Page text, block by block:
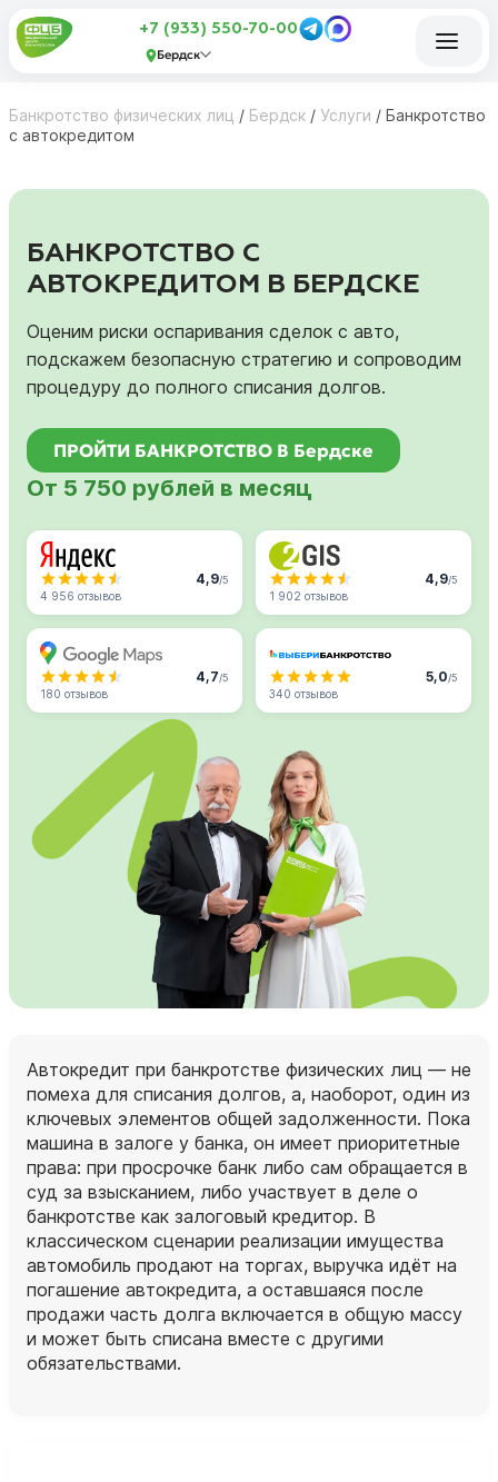
+7 (933) 550-70-00
Бердск
Банкротство физических лиц / Бердск / Услуги / Банкротство
с автокредитом
БАНКРОТСТВО С
АВТОКРЕДИТОМ В БЕРДСКЕ
Оценим риски оспаривания сделок с авто,
подскажем безопасную стратегию и сопроводим
процедуру до полного списания долгов.
ПРОЙТИ БАНКРОТСТВО В Бердске
От 5 750 рублей в месяц
4,9/5
4 956 отзывов
4,9/5
1 902 отзывов
4,7/5
180 отзывов
5,0/5
340 отзывов
Автокредит при банкротстве физических лиц — не
помеха для списания долгов, а, наоборот, один из
ключевых элементов общей задолженности. Пока
машина в залоге у банка, он имеет приоритетные
права: при просрочке банк либо сам обращается в
суд за взысканием, либо участвует в деле о
банкротстве как залоговый кредитор. В
классическом сценарии реализации имущества
автомобиль продают на торгах, выручка идёт на
погашение автокредита, а оставшаяся после
продажи часть долга включается в общую массу
и может быть списана вместе с другими
обязательствами.